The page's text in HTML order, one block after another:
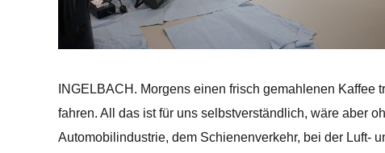
INGELBACH. Morgens einen frisch gemahlenen
fahren. All das ist für uns selbstverständlich, wäre aber
Automobilindustrie, dem Schienenverkehr, bei der Luft-